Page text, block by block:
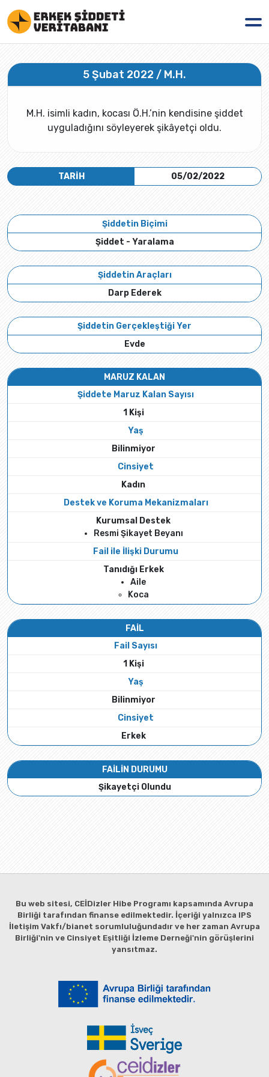
5 Şubat 2022 / M.H.
M.H. isimli kadın, kocası Ö.H.’nin kendisine şiddet
uyguladığını söyleyerek şikâyetçi oldu.
TARİH 05/02/2022
Şiddetin Biçimi
Şiddet - Yaralama
Şiddetin Araçları
Darp Ederek
Şiddetin Gerçekleştiği Yer
Evde
MARUZ KALAN
Şiddete Maruz Kalan Sayısı
1 Kişi
Yaş
Bilinmiyor
Cinsiyet
Kadın
Destek ve Koruma Mekanizmaları
Kurumsal Destek
Resmi Şikayet Beyanı
Fail ile İlişki Durumu
Tanıdığı Erkek
Aile
Koca
FAİL
Fail Sayısı
1 Kişi
Yaş
Bilinmiyor
Cinsiyet
Erkek
FAİLİN DURUMU
Şikayetçi Olundu
Bu web sitesi, CEİDizler Hibe Programı kapsamında Avrupa
Birliği tarafından finanse edilmektedir. İçeriği yalnızca IPS
İletişim Vakfı/bianet sorumluluğundadır ve her zaman Avrupa
Birliği'nin ve Cinsiyet Eşitliği İzleme Derneği'nin görüşlerini
yansıtmaz.